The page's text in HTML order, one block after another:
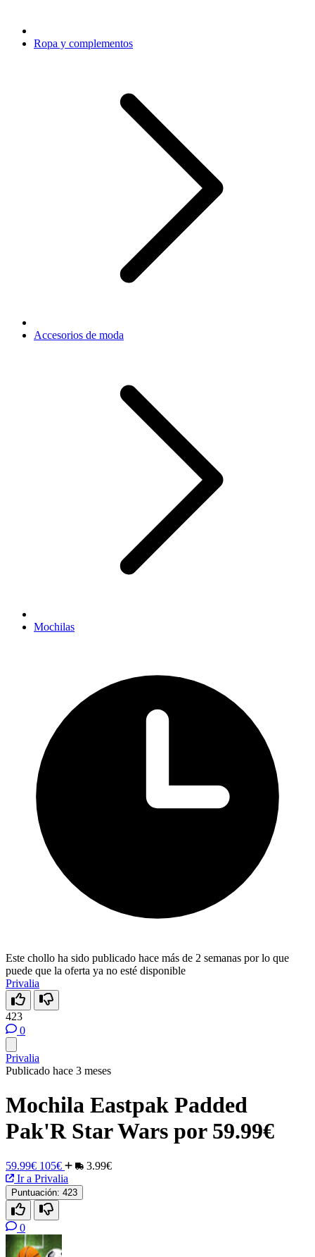
Ropa y complementos
Accesorios de moda
Mochilas
Este chollo ha sido publicado hace más de 2 semanas por lo que
puede que la oferta ya no esté disponible
Privalia
423
0
Privalia
Publicado hace 3 meses
Mochila Eastpak Padded
Pak'R Star Wars por 59.99€
59.99€ 105€
3.99€
Ir a Privalia
Puntuación: 423
0